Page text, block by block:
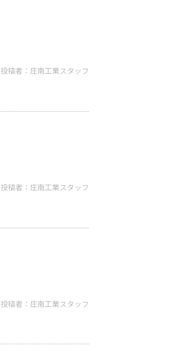
投稿者：庄南工業スタッフ
投稿者：庄南工業スタッフ
投稿者：庄南工業スタッフ